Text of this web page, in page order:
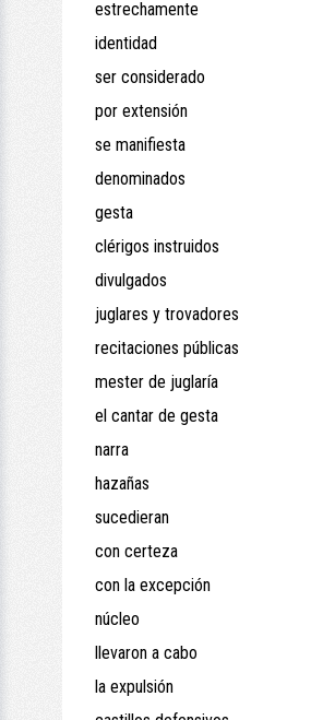
estrechamente
identidad
ser considerado
por extensión
se manifiesta
denominados
gesta
clérigos instruidos
divulgados
juglares y trovadores
recitaciones públicas
mester de juglaría
el cantar de gesta
narra
hazañas
sucedieran
con certeza
con la excepción
núcleo
llevaron a cabo
la expulsión